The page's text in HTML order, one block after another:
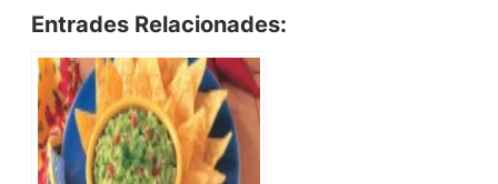
Entrades Relacionades: